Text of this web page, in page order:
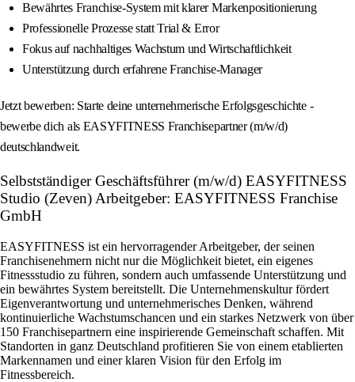
Bewährtes Franchise-System mit klarer Markenpositionierung
Professionelle Prozesse statt Trial & Error
Fokus auf nachhaltiges Wachstum und Wirtschaftlichkeit
Unterstützung durch erfahrene Franchise-Manager
Jetzt bewerben: Starte deine unternehmerische Erfolgsgeschichte -
bewerbe dich als EASYFITNESS Franchisepartner (m/w/d)
deutschlandweit.
Selbstständiger Geschäftsführer (m/w/d) EASYFITNESS
Studio (Zeven) Arbeitgeber: EASYFITNESS Franchise
GmbH
EASYFITNESS ist ein hervorragender Arbeitgeber, der seinen
Franchisenehmern nicht nur die Möglichkeit bietet, ein eigenes
Fitnessstudio zu führen, sondern auch umfassende Unterstützung und
ein bewährtes System bereitstellt. Die Unternehmenskultur fördert
Eigenverantwortung und unternehmerisches Denken, während
kontinuierliche Wachstumschancen und ein starkes Netzwerk von über
150 Franchisepartnern eine inspirierende Gemeinschaft schaffen. Mit
Standorten in ganz Deutschland profitieren Sie von einem etablierten
Markennamen und einer klaren Vision für den Erfolg im
Fitnessbereich.